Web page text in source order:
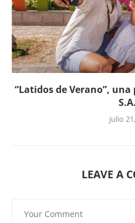
“Latidos de Verano”,
julio
LEAVE A